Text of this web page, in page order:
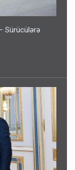
Sürücülərə